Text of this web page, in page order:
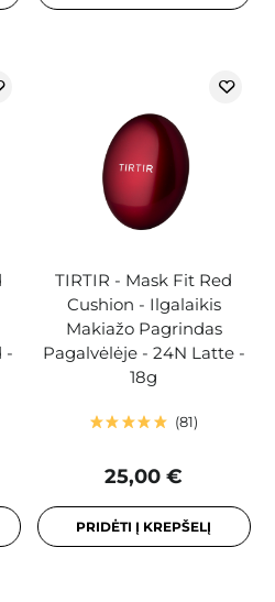
-
TIRTIR - Mask Fit Red
Cushion - Ilgalaikis
Makiažo Pagrindas
Pagalvėlėje - 24N Latte -
18g
81
25,00 €
PRIDĖTI Į KREPŠELĮ